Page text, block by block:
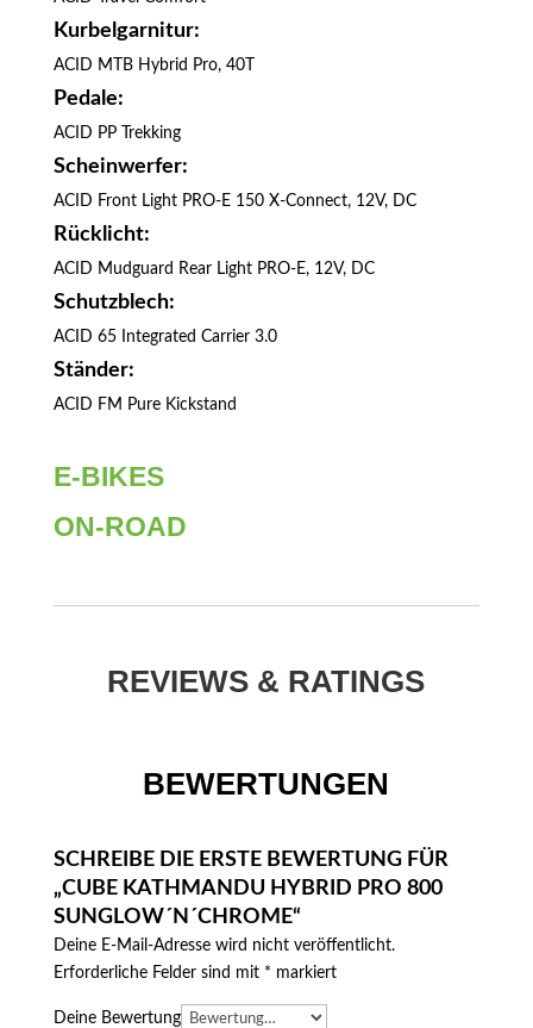
Kurbelgarnitur:
ACID MTB Hybrid Pro, 40T
Pedale:
ACID PP Trekking
Scheinwerfer:
ACID Front Light PRO-E 150 X-Connect, 12V, DC
Rücklicht:
ACID Mudguard Rear Light PRO-E, 12V, DC
Schutzblech:
ACID 65 Integrated Carrier 3.0
Ständer:
ACID FM Pure Kickstand
E-BIKES
ON-ROAD
REVIEWS & RATINGS
BEWERTUNGEN
SCHREIBE DIE ERSTE BEWERTUNG FÜR
„CUBE KATHMANDU HYBRID PRO 800
SUNGLOW´N´CHROME“
Deine E-Mail-Adresse wird nicht veröffentlicht.
Erforderliche Felder sind mit * markiert
Deine Bewertung